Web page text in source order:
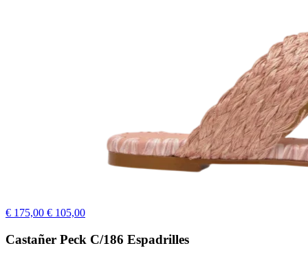
€ 175,00 € 105,00
Castañer Peck C/186 Espadrilles